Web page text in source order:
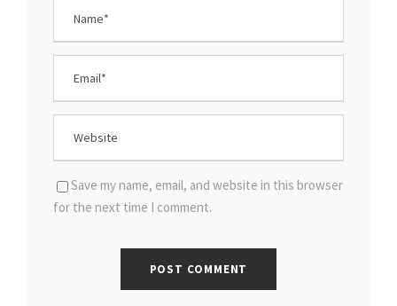
Save my name, email, and website in this browser
for the next time I comment.